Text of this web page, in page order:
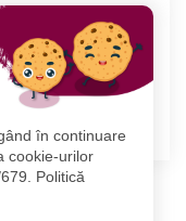
REZULTATE
MAI DEPARTE
în continuare
cookie-urilor
Politică